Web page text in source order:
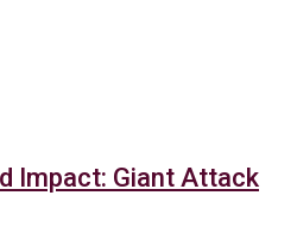
Impact: Giant Attack